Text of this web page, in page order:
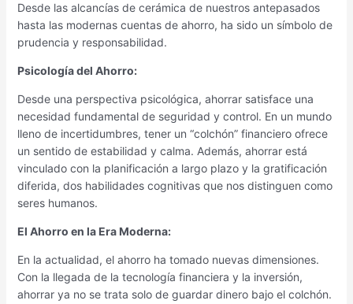
Desde las alcancías de cerámica de nuestros antepasados
hasta las modernas cuentas de ahorro, ha sido un símbolo de
prudencia y responsabilidad.
Psicología del Ahorro:
Desde una perspectiva psicológica, ahorrar satisface una
necesidad fundamental de seguridad y control. En un mundo
lleno de incertidumbres, tener un “colchón” financiero ofrece
un sentido de estabilidad y calma. Además, ahorrar está
vinculado con la planificación a largo plazo y la gratificación
diferida, dos habilidades cognitivas que nos distinguen como
seres humanos.
El Ahorro en la Era Moderna:
En la actualidad, el ahorro ha tomado nuevas dimensiones.
Con la llegada de la tecnología financiera y la inversión,
ahorrar ya no se trata solo de guardar dinero bajo el colchón.